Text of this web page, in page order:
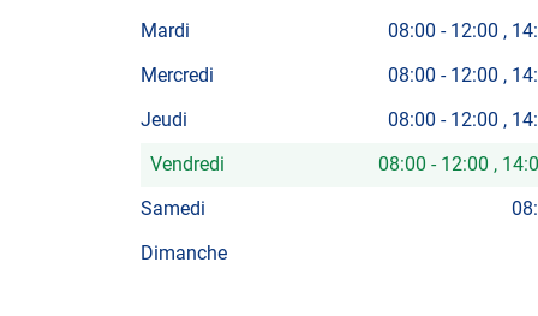
Mardi
08:00 - 12:00
Mercredi
08:00 - 12:00
Jeudi
08:00 - 12:00
Horaires
d'ouverture
Vendredi 08:00 - 12:00
Samedi
Dimanche